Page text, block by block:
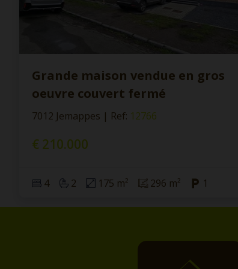
Grande maison vendue en gros
oeuvre couvert fermé
7012 Jemappes | Ref: 12766
€ 210.000
4 2 175 m² 296 m² 1